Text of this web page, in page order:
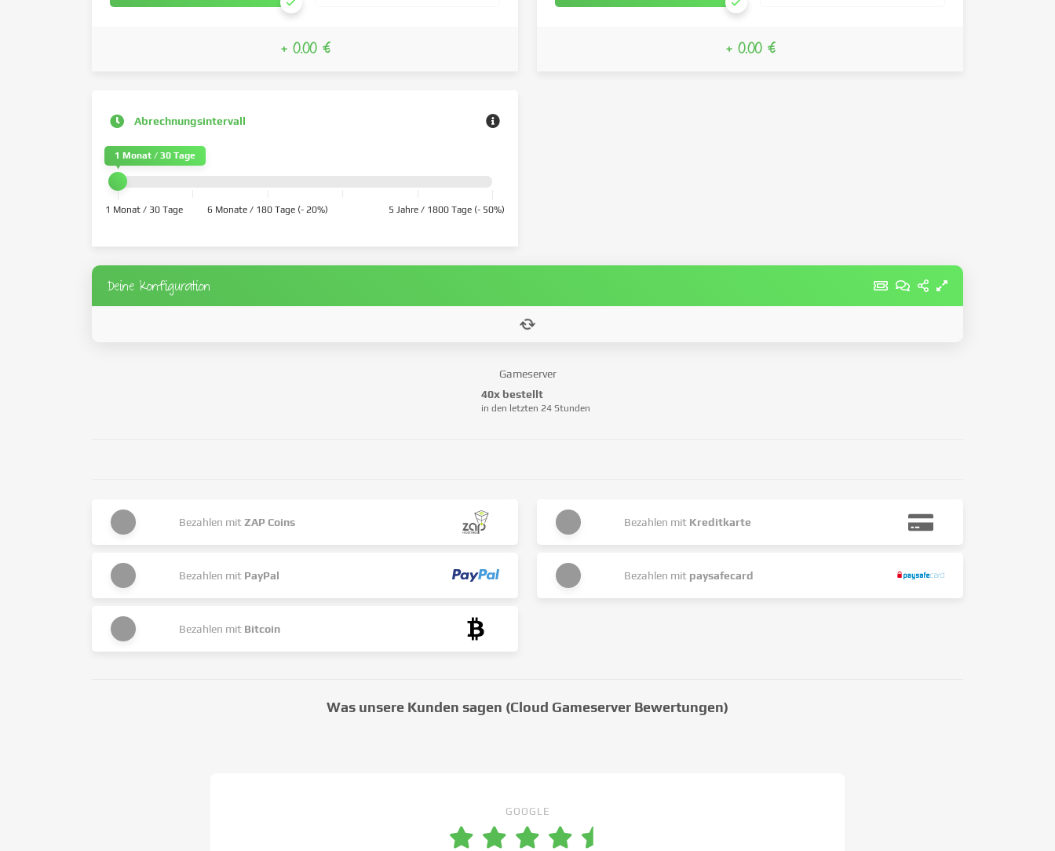
+ 0.00 € + 0.00 €
Abrechnungsintervall
1 Monat / 30 Tage 6 Monate / 180 Tage (- 20%) 5 Jahre / 1800 Tage (- 50%)
1 Monat / 30 Tage
Deine Konfiguration
Gameserver
40x bestellt
in den letzten 24 Stunden
Bezahlen mitZAP Coins Bezahlen mit Kreditkarte
Bezahlen mit PayPal Bezahlen mit paysafecard
Bezahlen mit Bitcoin
Was unsere Kunden sagen (Cloud Gameserver Bewertungen)
GOOGLE